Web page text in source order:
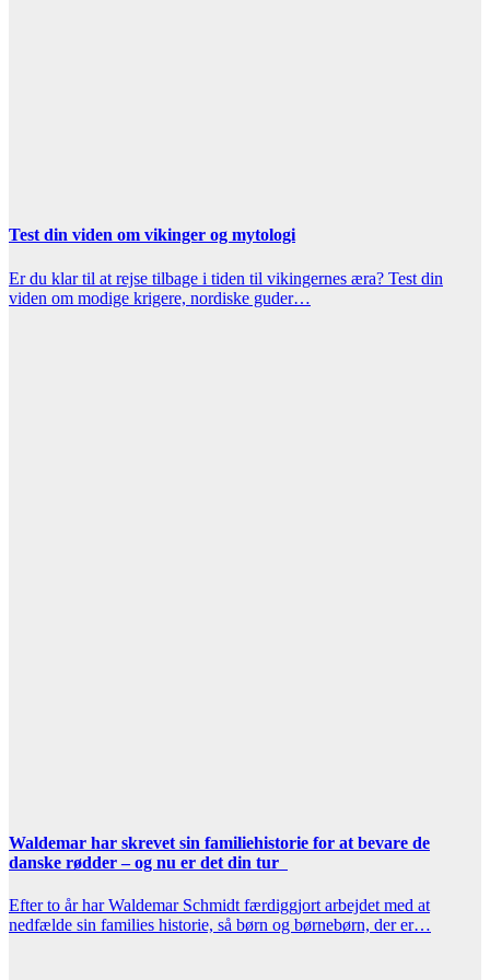
Test din viden om vikinger og mytologi
Er du klar til at rejse tilbage i tiden til vikingernes æra? Test din
viden om modige krigere, nordiske guder…
Waldemar har skrevet sin familiehistorie for at bevare de
danske rødder – og nu er det din tur
Efter to år har Waldemar Schmidt færdiggjort arbejdet med at
nedfælde sin families historie, så børn og børnebørn, der er…